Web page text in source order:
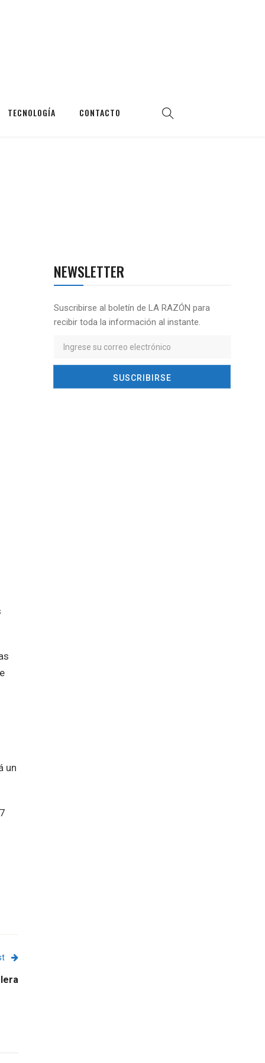
TECNOLOGÍA CONTACTO
un
NEWSLETTER
Suscribirse al boletín de LA RAZÓN para
recibir toda la información al instante.